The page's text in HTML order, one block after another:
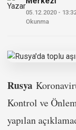
05.12.2020 -
Okunma
Rusya
Kontrol ve
yapılan